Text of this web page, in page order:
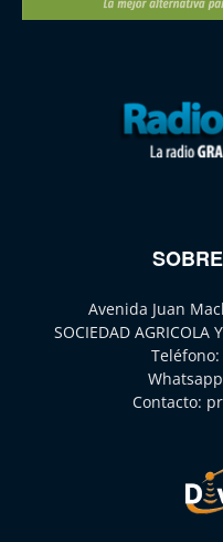
Avenida Juan
SOCIEDAD AGRICOLA
Teléfono:
Contacto: